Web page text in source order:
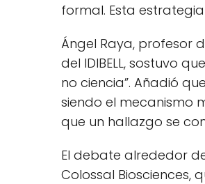
formal. Esta
Ángel Raya, profesor
del IDIBELL, sostuvo
no ciencia”. Añadió
siendo el mecanismo
que un hallazgo se
El debate alrededor
Colossal